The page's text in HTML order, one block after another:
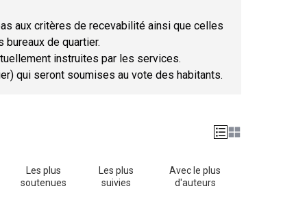
aux critères de recevabilité ainsi que celles
de quartier.
instruites par les services.
qui seront soumises au vote des habitants.
Les plus
soutenues
Les plus
suivies
Avec le plus
d'auteurs